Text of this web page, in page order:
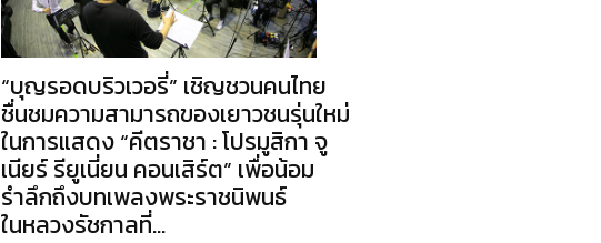
“บุญรอดบริวเวอรี่” เชิญชวนคนไทย
ชื่นชมความสามารถของเยาวชนรุ่นใหม่
ในการแสดง “คีตราชา : โปรมูสิกา จู
เนียร์ รียูเนี่ยน คอนเสิร์ต” เพื่อน้อม
รำลึกถึงบทเพลงพระราชนิพนธ์
ในหลวงรัชกาลที่...